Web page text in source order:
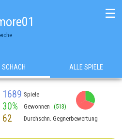
☰
SCHACH ALLE SPIELE
1689 Spiele
30% Gewonnen (513)
62 Durchschn. Gegnerbewertung